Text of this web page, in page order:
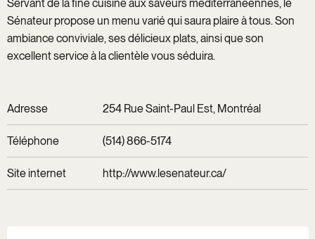
Servant de la fine cuisine aux saveurs méditérranéennes, le
Sénateur propose un menu varié qui saura plaire à tous. Son
ambiance conviviale, ses délicieux plats, ainsi que son
excellent service à la clientèle vous séduira.
Adresse 254 Rue Saint-Paul Est, Montréal
Téléphone (514) 866-5174
Site internet http://www.lesenateur.ca/